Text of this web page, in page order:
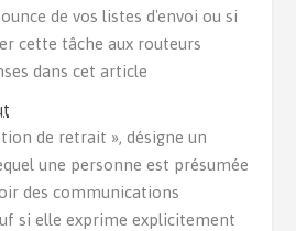
de vos listes d'envoi ou si
cette tâche aux routeurs
dans cet article
de retrait », désigne un
une personne est présumée
des communications
si elle exprime explicitement